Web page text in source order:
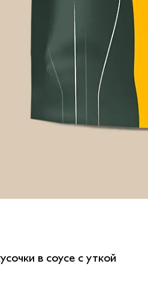
в соусе с уткой